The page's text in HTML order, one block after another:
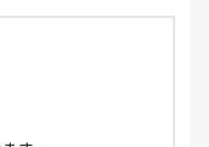
や相談事を人に話す
、プリセプターとの